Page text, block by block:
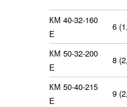
КМ 40-32-160
Е
6
КМ 50-32-200
Е
8
КМ 50-40-215
Е
9